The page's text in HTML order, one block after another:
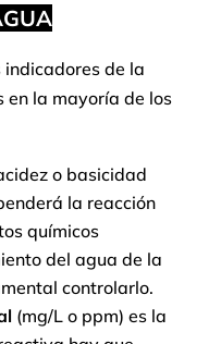
de la
la mayoría de los
o basicidad
la reacción
químicos
del agua de la
controlarlo.
(mg/L o ppm) es la